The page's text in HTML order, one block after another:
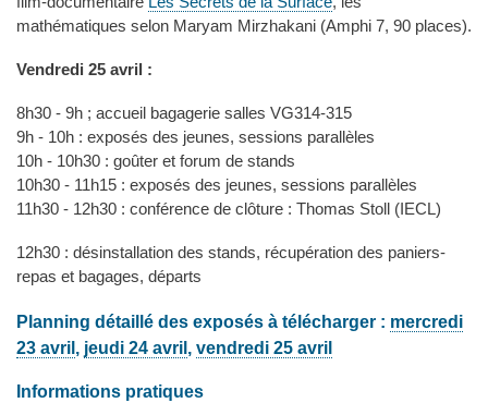
mathématiques selon Maryam Mirzhakani (Amphi 7, 90 places).
Vendredi 25 avril :
8h30 - 9h ; accueil bagagerie salles VG314-315
9h - 10h : exposés des jeunes, sessions parallèles
10h - 10h30 : goûter et forum de stands
10h30 - 11h15 : exposés des jeunes, sessions parallèles
11h30 - 12h30 : conférence de clôture : Thomas Stoll (IECL)
12h30 : désinstallation des stands, récupération des paniers-
repas et bagages, départs
Planning détaillé des exposés à télécharger : mercredi
23 avril, jeudi 24 avril, vendredi 25 avril
Informations pratiques